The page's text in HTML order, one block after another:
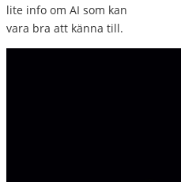
lite info om AI som kan
vara bra att känna till.